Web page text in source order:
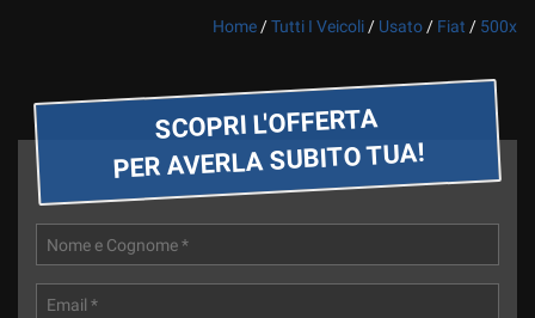
Home /Tutti I Veicoli / Usato / Fiat / 500x
SCOPRI L'OFFERTA
PER AVERLA SUBITO TUA!